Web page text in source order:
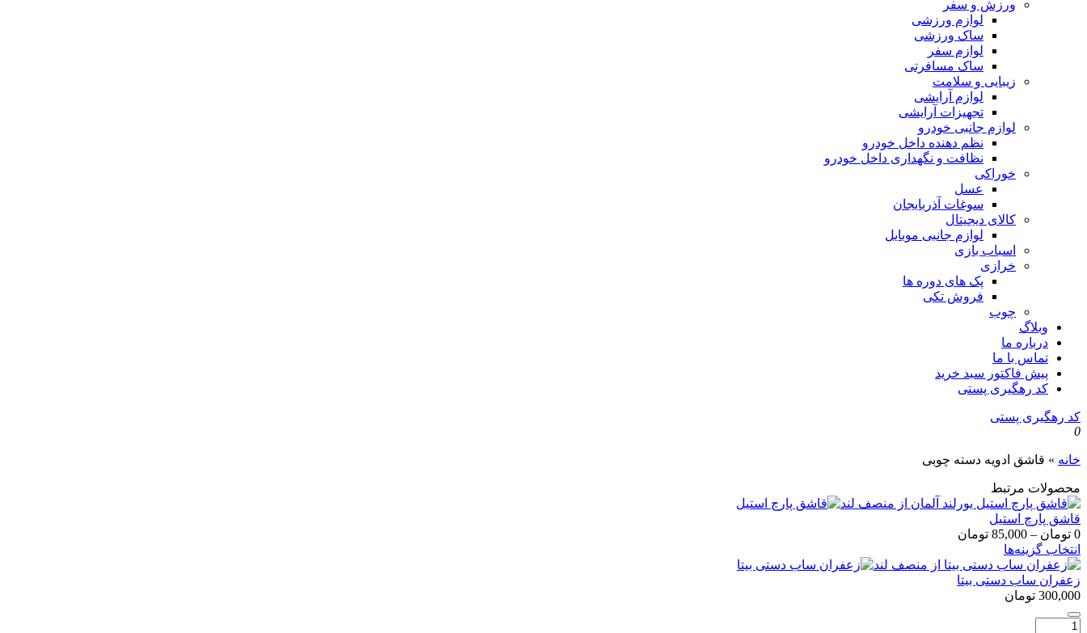
ورزش و سفر
لوازم ورزشی
ساک ورزشی
لوازم سفر
ساک مسافرتی
زیبایی و سلامت
لوازم آرایشی
تجهیزات آرایشی
لوازم جانبی خودرو
نظم دهنده داخل خودرو
نظافت و نگهداری داخل خودرو
خوراکی
عسل
سوغات آذربایجان
کالای دیجیتال
لوازم جانبی موبایل
اسباب بازی
خرازی
پک های دوره ها
فروش تکی
چوب
وبلاگ
درباره ما
تماس با ما
پیش فاکتور سبد خرید
کد رهگیری پستی
کد رهگیری پستی
0
خانه » قاشق ادویه دسته چوبی
محصولات مرتبط
قاشق پارچ استیل
0 تومان –
85,000 تومان
0 تومان
تا
انتخاب گزینه‌ها
زعفران ساب دستی بیتا
300,000 تومان
تعداد: